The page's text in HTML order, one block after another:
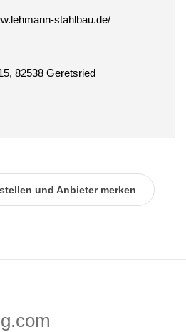
stahlbau.de/
82538 Geretsried
und Anbieter merken